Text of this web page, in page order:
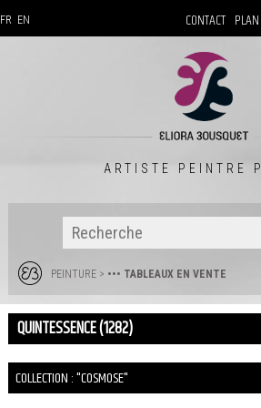
CONTACT
FR EN
ARTISTE PEINTRE
PEINTURE> ••• TABLEAUX EN VENTE
QUINTESSENCE (1282)
COLLECTION : "COSMOSE"